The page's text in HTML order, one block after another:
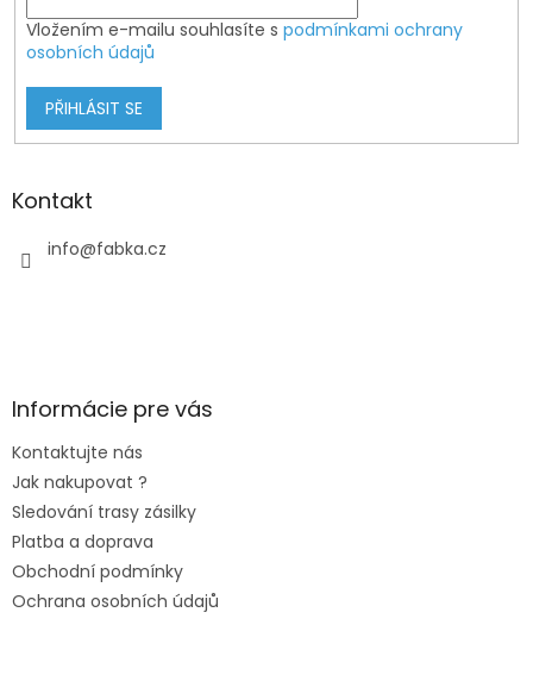
Vložením e-mailu souhlasíte s podmínkami ochrany
osobních údajů
PŘIHLÁSIT SE
Kontakt
info@fabka.cz
Informácie pre vás
Kontaktujte nás
Jak nakupovat ?
Sledování trasy zásilky
Platba a doprava
Obchodní podmínky
Ochrana osobních údajů